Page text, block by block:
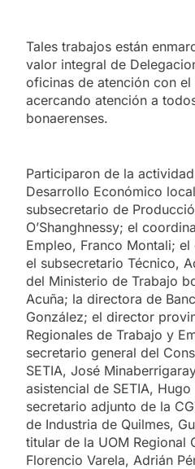
Tales trabajos están
valor integral de
oficinas de atención con
acercando atención a
bonaerenses.
Participaron de la
Desarrollo Económico
subsecretario de
O’Shanghnessy; el
Empleo, Franco Montali;
el subsecretario Técnico,
del Ministerio de Trabajo
Acuña; la directora de
González; el director
Regionales de Trabajo y
secretario general del
SETIA, José
asistencial de SETIA,
secretario adjunto de la
de Industria de Quilmes,
titular de la UOM Regional
Florencio Varela, Adrián